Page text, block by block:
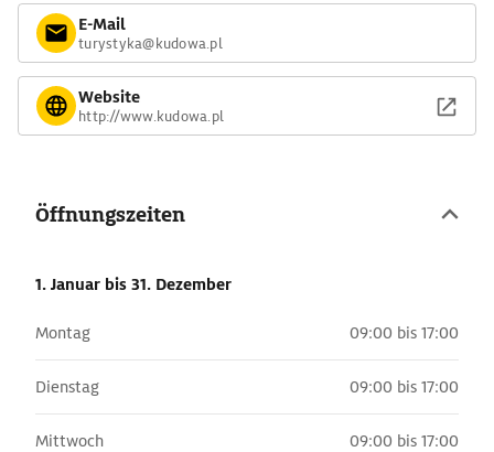
E-Mail
turystyka@kudowa.pl
Website
http://www.kudowa.pl
Öffnungszeiten
1. Januar bis 31. Dezember
Montag 09:00 bis 17:00
Dienstag 09:00 bis 17:00
Mittwoch 09:00 bis 17:00